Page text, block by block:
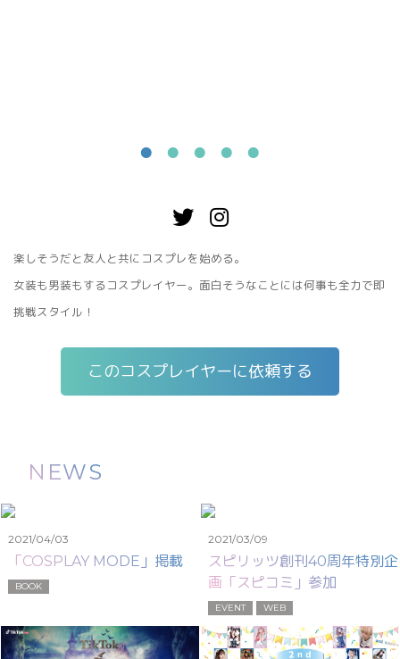
楽しそうだと友人と共にコスプレを始める。
女装も男装もするコスプレイヤー。面白そうなことには何事も全力で即
挑戦スタイル！
このコスプレイヤーに依頼する
NEWS
2021/04/03
「COSPLAY MODE」掲載
BOOK
2021/03/09
スピリッツ創刊40周年特別企
画「スピコミ」参加
EVENT WEB